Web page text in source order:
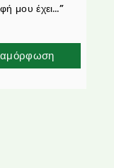
μου έχει…”